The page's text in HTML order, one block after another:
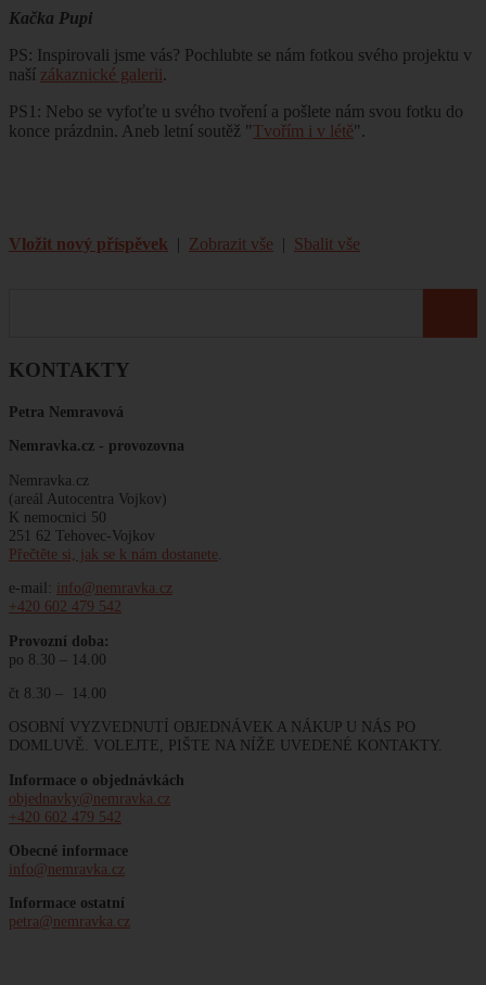
KONTAKTY
Petra Nemravová
Nemravka.cz - provozovna
Nemravka.cz
(areál Autocentra Vojkov)
K nemocnici 50
251 62 Tehovec-Vojkov
Přečtěte si, jak se k nám dostanete
e-mail: info@nemravka.cz
+420 602 479 542
Provozní doba:
po 8.30 – 14.00
čt 8.30 – 14.00
OSOBNÍ VYZVEDNUTÍ OBJEDNÁVEK A NÁKUP U NÁS PO
DOMLUVĚ. VOLEJTE, PIŠTE NA NÍŽE UVEDENÉ KONTAKTY.
Informace o objednávkách
objednavky@nemravka.cz
+420 602 479 542
Obecné informace
info@nemravka.cz
Informace ostatní
petra@nemravka.cz
Kačka Pupi
PS: Inspirovali jsme vás? Pochlubte se nám fotkou svého projektu v
naší zákaznické galerii.
PS1: Nebo se vyfoťte u svého tvoření a pošlete nám svou fotku do
konce prázdnin. Aneb letní soutěž "Tvořím i v létě".
Vložit nový příspěvek | Zobrazit vše | Sbalit vše